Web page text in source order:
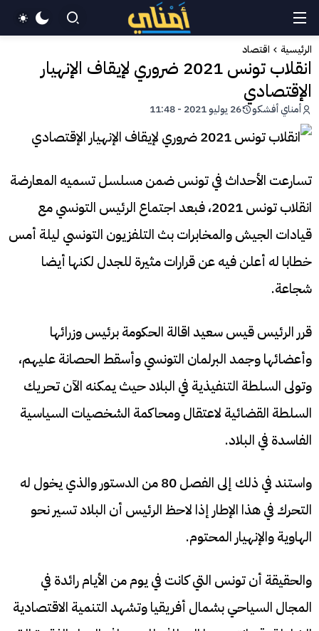
الرئيسية اقتصاد
انقلاب تونس 2021 ضروري لإيقاف الإنهيار
الإقتصادي
أمناي أفشكو 26 يوليو 2021 - 11:48
تسارعت الأحداث في تونس ضمن مسلسل تسميه المعارضة
انقلاب تونس 2021، فبعد اجتماع الرئيس التونسي مع
قيادات الجيش والمخابرات بث التلفزيون التونسي ليلة أمس
خطابا له أعلن فيه عن قرارات مثيرة للجدل لكنها أيضا
شجاعة.
قرر الرئيس قيس سعيد اقالة الحكومة برئيس وزرائها
وأعضائها وجمد البرلمان التونسي وأسقط الحصانة عليهم،
وتولى السلطة التنفيذية في البلاد حيث يمكنه الآن تحريك
السلطة القضائية لاعتقال ومحاكمة الشخصيات السياسية
الفاسدة في البلاد.
واستند في ذلك إلى الفصل 80 من الدستور والذي يخول له
التحرك في هذا الإطار إذا لاحظ الرئيس أن البلاد تسير نحو
الهاوية والإنهيار المحتوم.
والحقيقة أن تونس التي كانت في يوم من الأيام رائدة في
المجال السياحي بشمال أفريقيا وتشهد التنمية الاقتصادية